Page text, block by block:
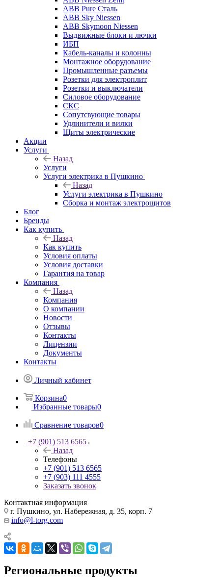
ABB Pure Сталь
ABB Sky Niessen
ABB Skymoon Niessen
Выдвижные блоки и лючки
ИБП
Кабель-каналы и колонны
Монтажное оборудование
Промышленные разъемы
Розетки для электроплит
Розетки и выключатели
Силовое оборудование
СКС
Сопутсвующие товары
Удлинители и вилки
Щиты электрические
Акции
Услуги
Назад
Услуги
Услуги электрика в Пушкино
Назад
Услуги электрика в Пушкино
Сборка и монтаж электрощитов
Блог
Бренды
Как купить
Назад
Как купить
Условия оплаты
Условия доставки
Гарантия на товар
Компания
Назад
Компания
О компании
Новости
Отзывы
Контакты
Лицензии
Документы
Контакты
Личный кабинет
Корзина0
Избранные товары0
Сравнение товаров0
+7 (901) 513 6565
Назад
Телефоны
+7 (901) 513 6565
+7 (903) 111 4555
Заказать звонок
Контактная информация
г. Пушкино, ул. Набережная, д. 35, корп. 7
info@l-torg.com
Региональные продукты